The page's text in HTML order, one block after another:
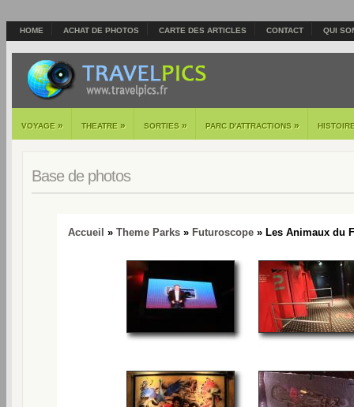
HOME ACHAT DE PHOTOS CARTE DES ARTICLES CONTACT QUI
VOYAGE » THEATRE » SORTIES » PARC D'ATTRACTIONS »
Base de photos
Accueil » Theme Parks » Futuroscope » Les Animaux du